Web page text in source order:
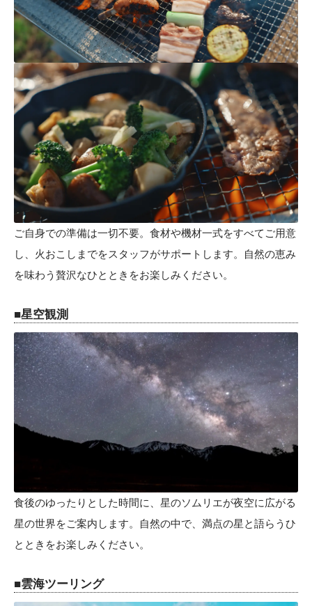
ご自身での準備は一切不要。食材や機材一式をすべてご用意
し、火おこしまでをスタッフがサポートします。自然の恵み
を味わう贅沢なひとときをお楽しみください。
■星空観測
食後のゆったりとした時間に、星のソムリエが夜空に広がる
星の世界をご案内します。自然の中で、満点の星と語らうひ
とときをお楽しみください。
■雲海ツーリング